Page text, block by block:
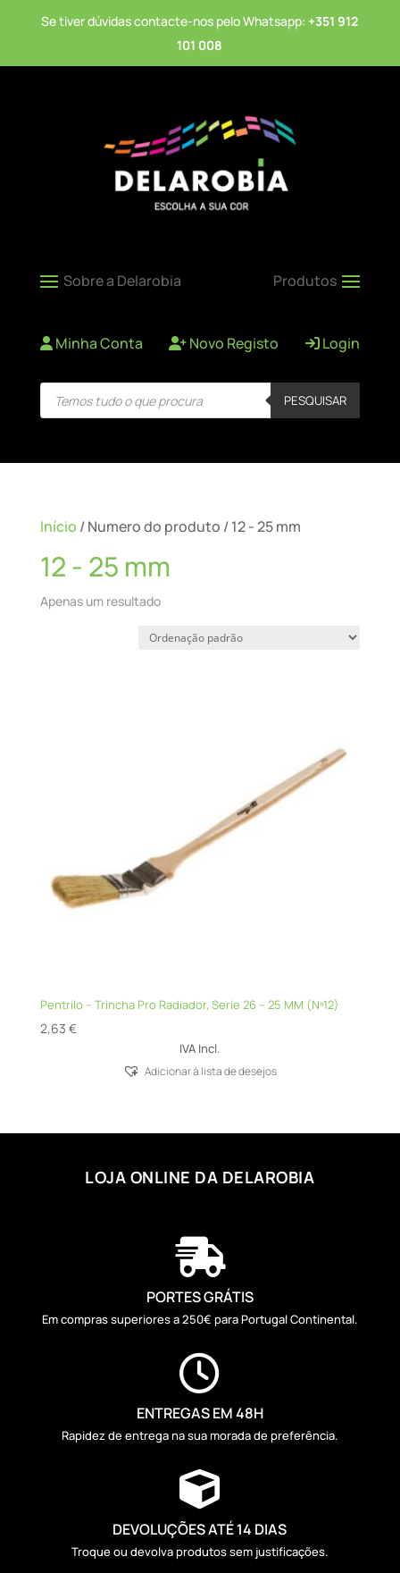
Se tiver dúvidas contacte-nos pelo Whatsapp: +351 912
101 008
Minha Conta Novo Registo Login
Products
search PESQUISAR
Início / Numero do produto / 12 - 25 mm
12 - 25 mm
Apenas um resultado
Pentrilo – Trincha Pro Radiador, Serie 26 – 25 MM (Nº12)
2,63 €
IVA Incl.
Adicionar á lista de desejos
LOJA ONLINE DA DELAROBIA

PORTES GRÁTIS
Em compras superiores a 250€ para Portugal Continental.

ENTREGAS EM 48H
Rapidez de entrega na sua morada de preferência.

DEVOLUÇÕES ATÉ 14 DIAS
Troque ou devolva produtos sem justificações.